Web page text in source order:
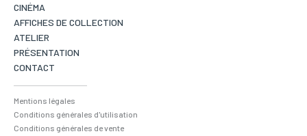
CINÉMA
AFFICHES DE COLLECTION
ATELIER
PRÉSENTATION
CONTACT
Mentions légales
Conditions générales d'utilisation
Conditions générales de vente